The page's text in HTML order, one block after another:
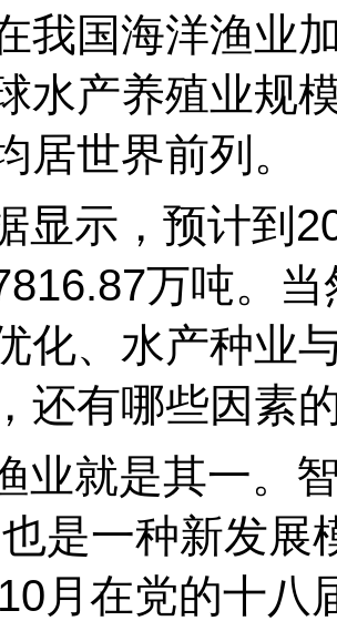
我国海洋渔业
水产养殖业规
居世界前列。
显示，预计到
万吨。
化、水产种业
还有哪些因素
业就是其一。
是一种新发
月在党的十八